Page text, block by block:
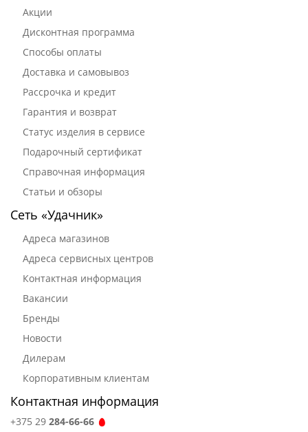
Акции
Дисконтная программа
Способы оплаты
Доставка и самовывоз
Рассрочка и кредит
Гарантия и возврат
Статус изделия в сервисе
Подарочный сертификат
Справочная информация
Статьи и обзоры
Сеть «Удачник»
Адреса магазинов
Адреса сервисных центров
Контактная информация
Вакансии
Бренды
Новости
Дилерам
Корпоративным клиентам
Контактная информация
+375 29 284-66-66